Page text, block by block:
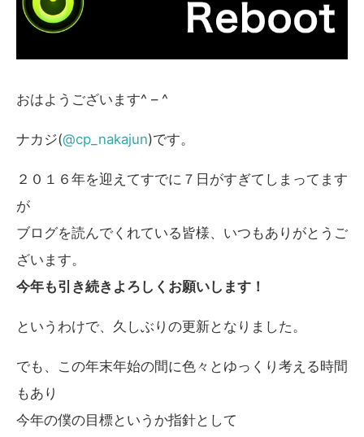
おはようございます^ – ^
ナカジ(@cp_nakajun)です。
２０１６年を迎えてすでに７日がすぎてしまってます
が
ブログを読んでくれている皆様、いつもありがとうご
ざいます。
今年も引き続きよろしくお願いします！
というわけで、久しぶりの更新となりました。
でも、この年末年始の間に色々とゆっくり考える時間
もあり
今年の僕の目標というか指針として